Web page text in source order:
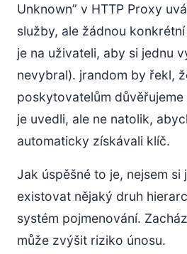
Unknown” v HTTP Proxy
služby, ale žádnou konkrétní
je na uživateli, aby si jednu
nevybral). jrandom by řekl,
poskytovatelům
je uvedli, ale ne natolik,
automaticky získávali klíč.
Jak úspěšné to je, nejsem si
existovat nějaký druh
systém pojmenování.
může zvýšit riziko únosu.